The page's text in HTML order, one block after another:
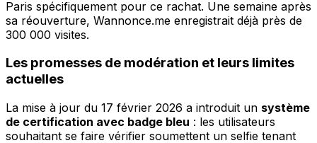
Paris spécifiquement pour ce rachat. Une semaine après
sa réouverture, Wannonce.me enregistrait déjà près de
300 000 visites.
Les promesses de modération et leurs limites
actuelles
La mise à jour du 17 février 2026 a introduit un système
de certification avec badge bleu : les utilisateurs
souhaitant se faire vérifier soumettent un selfie tenant